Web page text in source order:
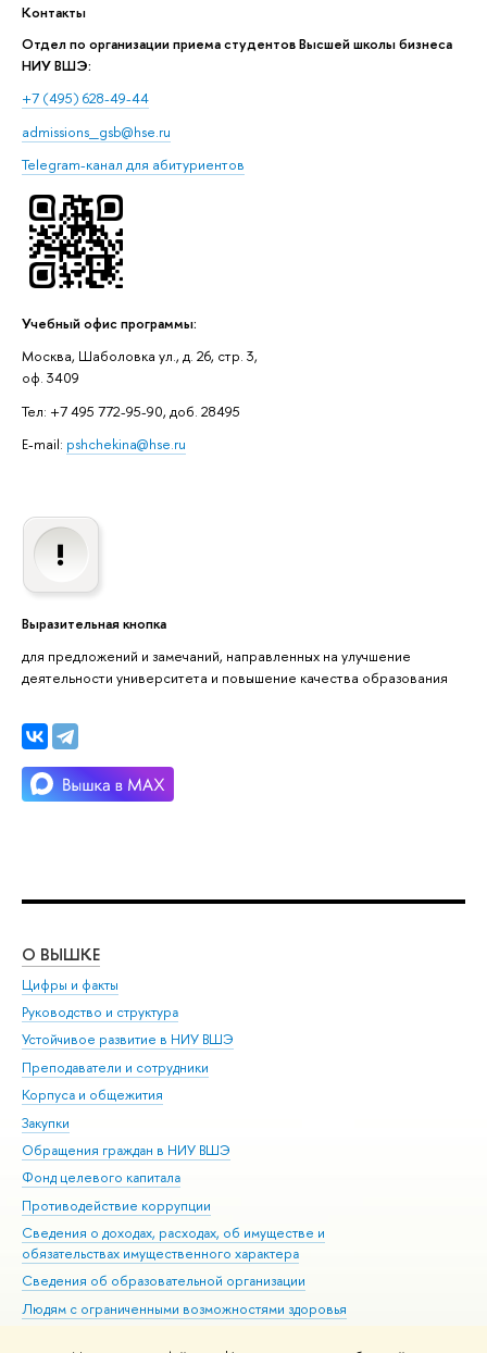
Контакты
Отдел по организации приема студентов Высшей школы бизнеса
НИУ ВШЭ:
+7 (495) 628-49-44
admissions_gsb@hse.ru
Telegram-канал для абитуриентов
Учебный офис программы:
Москва, Шаболовка ул., д. 26, стр. 3,
оф. 3409
Тел: +7 495 772-95-90, доб. 28495
E-mail: pshchekina@hse.ru
Выразительная кнопка
для предложений и замечаний, направленных на улучшение
деятельности университета и повышение качества образования
О ВЫШКЕ
Цифры и факты
Руководство и структура
Устойчивое развитие в НИУ ВШЭ
Преподаватели и сотрудники
Корпуса и общежития
Закупки
Обращения граждан в НИУ ВШЭ
Фонд целевого капитала
Противодействие коррупции
Сведения о доходах, расходах, об имуществе и
обязательствах имущественного характера
Сведения об образовательной организации
Людям с ограниченными возможностями здоровья